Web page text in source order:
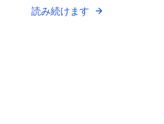
読み続けます